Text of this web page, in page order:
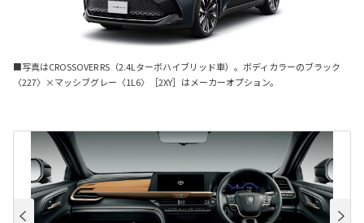
■写真はCROSSOVER RS（2.4Lターボハイブリッド車）。ボディカラーのブラック
〈227〉×マッシブグレー〈1L6〉［2XY］はメーカーオプション。